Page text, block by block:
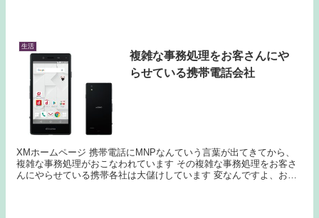
生活
複雑な事務処理をお客さんにや
らせている携帯電話会社
XMホームページ 携帯電話にMNPなんていう言葉が出てきてから、
複雑な事務処理がおこなわれています その複雑な事務処理をお客さ
んにやらせている携帯各社は大儲けしています 変なんですよ、お客